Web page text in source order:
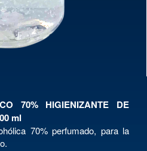
70% HIGIENIZANTE DE
ml
70% perfumado, para la